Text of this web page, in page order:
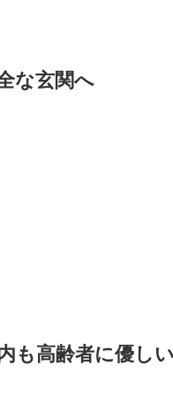
な玄関へ
も高齢者に優し